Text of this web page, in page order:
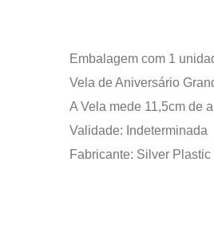
Embalagem com 1
Vela de Aniversário
A Vela mede 11,5cm de
Validade: Indeterminada
Fabricante: Silver Plastic